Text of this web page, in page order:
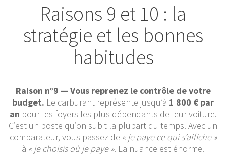
Raisons 9 et 10 : la
stratégie et les bonnes
habitudes
Raison n°9 — Vous reprenez le contrôle de votre
budget. Le carburant représente jusqu’à 1 800 € par
an pour les foyers les plus dépendants de leur voiture.
C’est un poste qu’on subit la plupart du temps. Avec un
comparateur, vous passez de « je paye ce qui s’affiche »
à « je choisis où je paye ». La nuance est énorme.